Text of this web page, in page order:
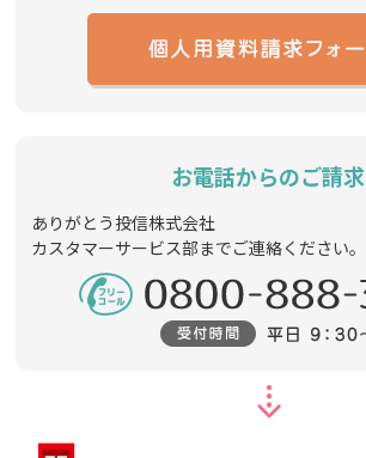
お電話からのご請求
ありがとう投信株式会社
カスタマーサービス部までご連絡ください。